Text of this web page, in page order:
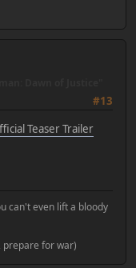
#13
Teaser Trailer
can't even lift a bloody
prepare for war)